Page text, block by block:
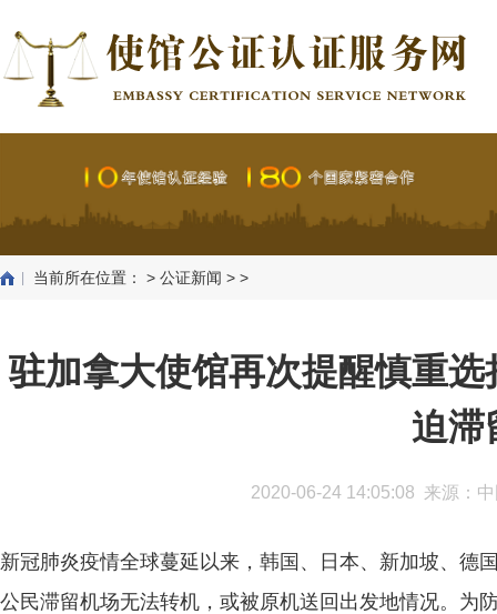
当前所在位置： > 公证新闻 > >
驻加拿大使馆再次提醒慎重
迫滞
2020-06-24 14:05:08 来源：
新冠肺炎疫情全球蔓延以来，韩国、日本、新加坡、德
公民滞留机场无法转机，或被原机送回出发地情况。为